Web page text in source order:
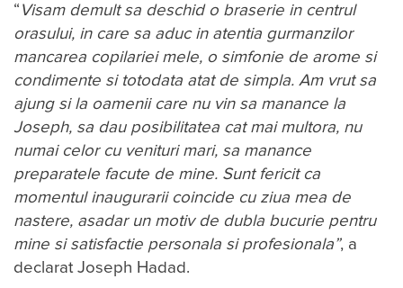
“ Visam demult sa deschid o braserie in centrul
orasului, in care sa aduc in atentia gurmanzilor
mancarea copilariei mele, o simfonie de arome si
condimente si totodata atat de simpla. Am vrut sa
ajung si la oamenii care nu vin sa manance la
Joseph, sa dau posibilitatea cat mai multora, nu
numai celor cu venituri mari, sa manance
preparatele facute de mine. Sunt fericit ca
momentul inaugurarii coincide cu ziua mea de
nastere, asadar un motiv de dubla bucurie pentru
mine si satisfactie personala si profesionala”, a
declarat Joseph Hadad.